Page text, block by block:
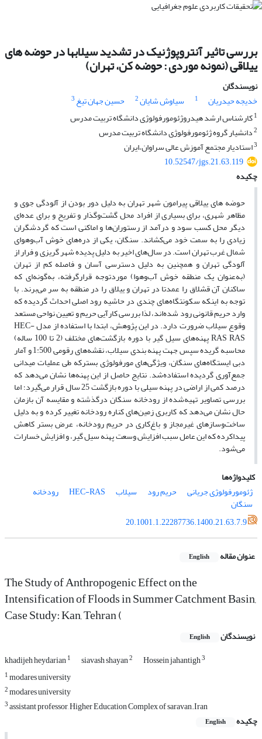
بررسی تاثیر آنتروپوژنیک در تشدید سیلابها در حوضه های
ییلاقی (نمونه موردی : حوضه کن، تهران)
نویسندگان
خدیجه حیدریان
1 سیاوش شایان2 حسین جهان تیغ 3
1کارشناس ارشد هیدروژئومورفولوژی دانشگاه تربیت مدرس
2دانشیار گروه ژئومورفولوژی دانشگاه تربیت مدرس
3استادیار مجتمع آموزش عالی سراوان،ایران
10.52547/jgs.21.63.119
چکیده
حوضه های ییلاقی پیرامون شهر تهران به دلیل دور بودن از آلودگی جوی و
مظاهر شهری، برای بسیاری از افراد محل گشت‌وگذار و تفریح و برای عده‌ای
دیگر محل کسب سود و درآمد از رستوران‌ها و اماکنی است که گردشگران
زیادی را به سمت خود می‌کشاند. سنگان، یکی از دره‌های خوش آب‌وهوای
شمال غرب تهران است. در سال‌های اخیر به دلیل پدیده شهر گریزی و فرار از
آلودگی تهران و همچنین به دلیل دسترسی آسان و فاصله کم از تهران
(به‌عنوان یک منطقه خوش آب‌وهوا) موردتوجه قرارگرفته، به‌گونه‌ای که
ساکنان آن قشلاق را عمدتا در تهران و ییلاق را در منطقه به سر می‌برند. با
توجه به اینکه سکونتگاه‌های چندی در حاشیه رود اصلی احداث گردیده که
وارد حریم قانونی رود شده‌اند، لذا بررسی کارآیی حریم و تعیین نواحی مستعد
وقوع سیلاب ضرورت دارد. در این پژوهش، ابتدا با استفاده از مدلHEC-
RAS
RAS پهنه‌های سیل گیر با دوره بازگشت‌های مختلف (2 تا 100 ساله)
محاسبه‌ گریده سپس جهت پهنه بندی سیلاب، نقشه‌های رقومی 1:500 و آمار
دبی ایستگاه‌های سنگان، ویژگی‌های مورفولوژی بسترکه طی عملیات میدانی
جمع‌آوری گردیده استفاده‌شد. نتایج حاصل از این پهنه‌ها نشان می‌دهد که
درصد کمی از اراضی در پهنه سیلی با دوره بازگشت 25 سال قرار می‌گیرد؛ اما
بررسی تصاویر تهیه‌شده از رودخانه سنگان درگذشته و مقایسه آن بازمان
حال نشان می‌دهد که کاربری زمین‌های کناره رودخانه تغییر کرده و به دلیل
ساخت‌وسازهای غیرمجاز و باغ‌کاری در حریم رودخانه، عرض بستر کاهش
پیداکرده که این عامل سبب افزایش وسعت پهنه سیل گیر، و افزایش خسارات
می‌شود.
کلیدواژه‌ها
ژئومورفولوژی جریانی
حریم رود سیلاب HEC-RAS رودخانه
سنگان
20.1001.1.22287736.1400.21.63.7.9
عنوان مقاله English
The Study of Anthropogenic Effect on the
Intensification of Floods in Summer Catchment Basin,
Case Study: Kan, Tehran (
نویسندگان English
khadijeh heydarian1 siavash shayan2 Hossein jahantigh3
1modares university
2modares university
3assistant professor, Higher Education Complex of saravan.Iran
چکیده
English